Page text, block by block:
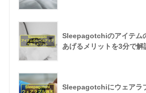
Sleepagotchiのアイテム
あげるメリットを3分で解
Sleepagotchiにウェアラ